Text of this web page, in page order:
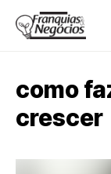
como
crescer